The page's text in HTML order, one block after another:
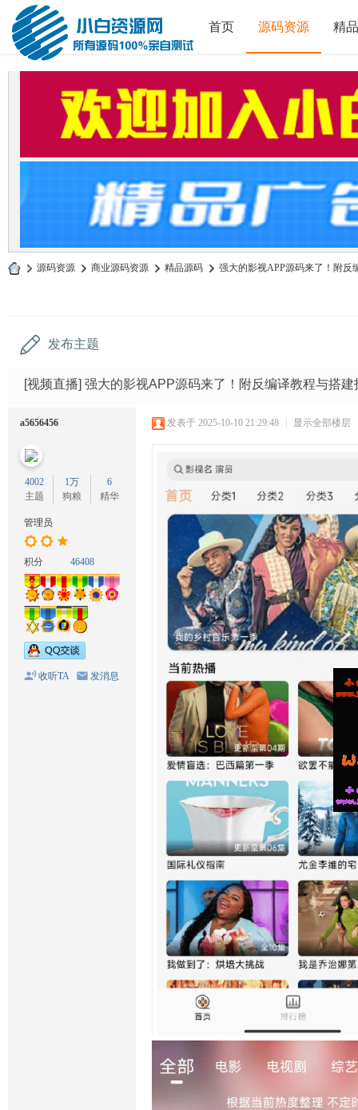
首页 源码资源 精
» 源码资源 › 商业源码资源 › 精品源码 › 强大的影视APP源码来了！附反
发布主题
[视频直播] 强大的影视APP源码来了！附反编译教程与搭建
a5656456
4002
主题
1万
狗粮
6
精华
管理员
积分 46408
收听TA 发消息
发表于 2025-10-10 21:29:48 | 显示全部楼层